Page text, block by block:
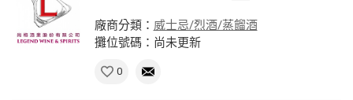
廠商分類： 威士忌/烈酒/蒸餾酒
攤位號碼：尚未更新
0